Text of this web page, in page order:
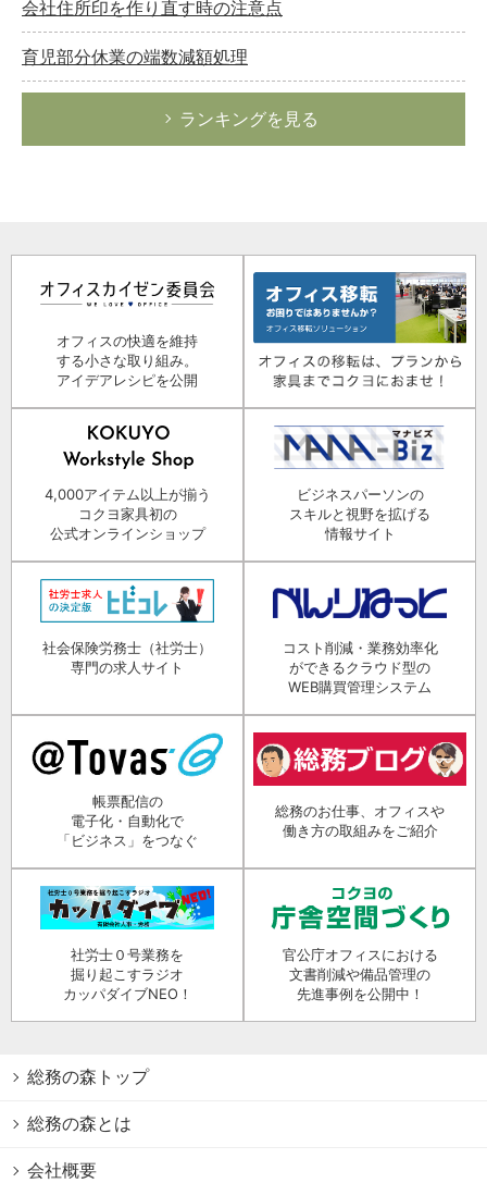
会社住所印を作り直す時の注意点
育児部分休業の端数減額処理
ランキングを見る
オフィスの快適を維持
する小さな取り組み。
アイデアレシピを公開
4,000アイテム以上が揃う
コクヨ家具初の
公式オンラインショップ
ビジネスパーソンの
スキルと視野を拡げる
情報サイト
社会保険労務士（社労士）
専門の求人サイト
コスト削減・業務効率化
ができるクラウド型の
WEB購買管理システム
帳票配信の
電子化・自動化で
「ビジネス」をつなぐ
総務のお仕事、オフィスや
働き方の取組みをご紹介
社労士０号業務を
掘り起こすラジオ
カッパダイブNEO！
官公庁オフィスにおける
文書削減や備品管理の
先進事例を公開中！
総務の森トップ
総務の森とは
会社概要